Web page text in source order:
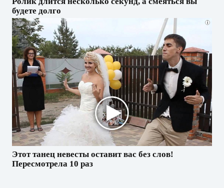
будете долго
i
Этот танец невесты оставит вас без слов!
Пересмотрела 10 раз